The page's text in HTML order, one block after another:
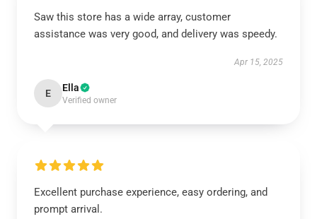
Saw this store has a wide array, customer
assistance was very good, and delivery was speedy.
Apr 15, 2025
E Ella
Verified owner
Excellent purchase experience, easy ordering, and
prompt arrival.